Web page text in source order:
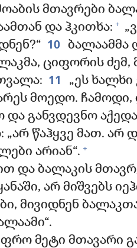
მთავრები
და ჰკითხა: +
10 ბალაამმა
ციფორის ძემ,
11
„ეს
მოედო. ჩამოდი,
და განვდევნო
წაჰყვე მათ. არ
არიან“. +
და ბალაკის
არ მიშვებს
მივიდნენ
მეტი მთავარი